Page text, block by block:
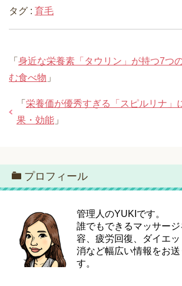
タグ : 育毛
「 身近な栄養素「タウリン」が持つ7つ
む食べ物 」
「 栄養価が優秀すぎる「スピルリナ」
果・効能 」
プロフィール
管理人のYUKIです。
誰でもできるマッサー
容、疲労回復、ダイエ
消など幅広い情報をお送
す。